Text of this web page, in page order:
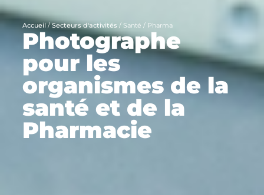
Accueil/Secteurs d'activités / Santé / Pharma
Photographe
pour les
organismes de la
santé et de la
Pharmacie